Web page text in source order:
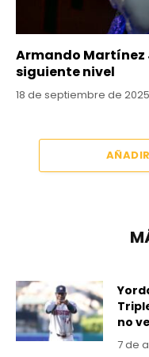
Armando Martínez
siguiente nivel
18 de septiembre de 2025
no
7 de